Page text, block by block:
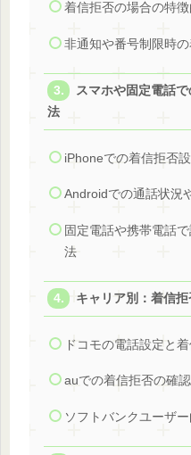
着信拒否の場合の特
非通知や番号制限時
スマホや固定電話
法
iPhoneでの着信拒否
Androidでの通話状況
固定電話や携帯電話
法
キャリア別：着信
ドコモの電話設定と
auでの着信拒否の確
ソフトバンクユーザ